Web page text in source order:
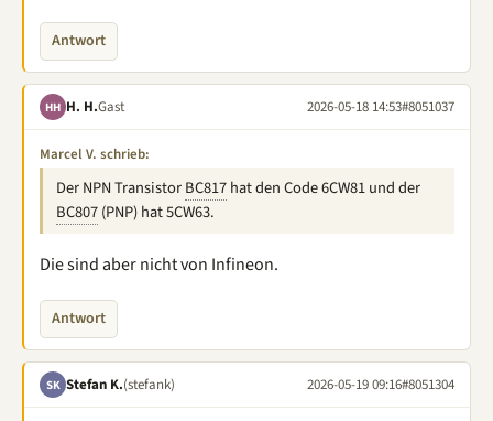
Antwort
HH H. H.Gast 2026-05-18 14:53#8051037
Marcel V. schrieb:
Der NPN TransistorBC817hat den Code 6CW81 und der
BC807(PNP) hat 5CW63.
Die sind aber nicht von Infineon.
Antwort
SK Stefan K.(stefank) 2026-05-19 09:16#8051304